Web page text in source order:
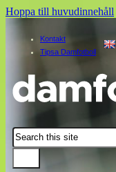
Hoppa till huvudinnehåll
Kontakt
Tipsa Damfotboll
Sök